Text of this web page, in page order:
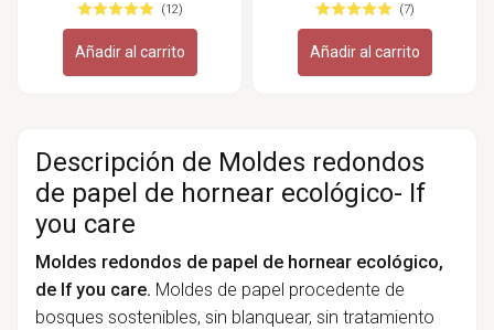
(12)
Añadir al carrito
(7)
Añadir al carrito
Descripción de Moldes redondos
de papel de hornear ecológico- If
you care
Moldes redondos de papel de hornear ecológico,
de If you care. Moldes de papel procedente de
bosques sostenibles, sin blanquear, sin tratamiento